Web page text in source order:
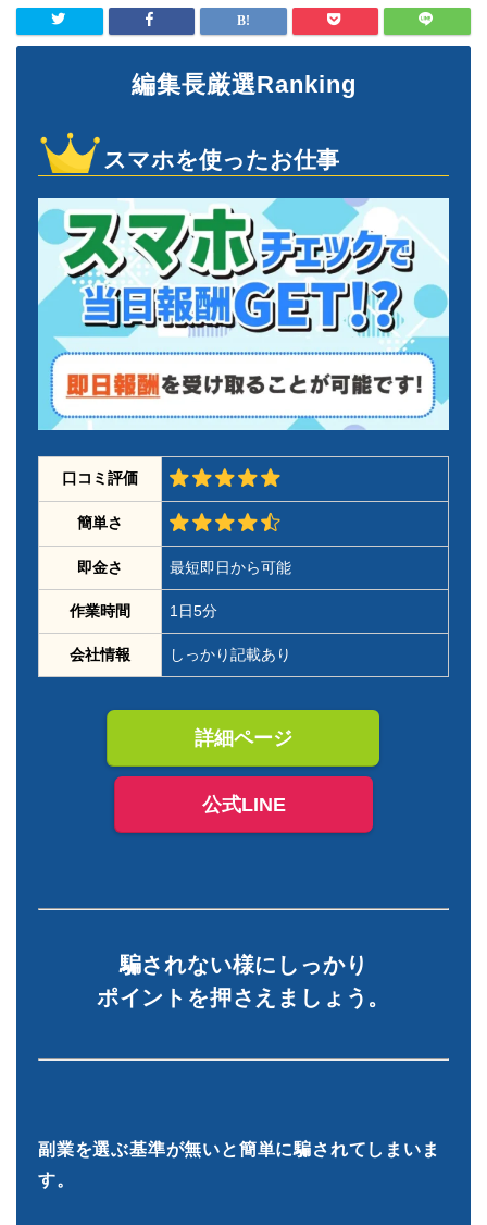
編集長厳選Ranking
スマホを使ったお仕事
口コミ評価
簡単さ
即金さ 最短即日から可能
作業時間 1日5分
会社情報 しっかり記載あり
詳細ページ
公式LINE
騙されない様にしっかり
ポイントを押さえましょう。
副業を選ぶ基準が無いと簡単に騙されてしまいま
す。